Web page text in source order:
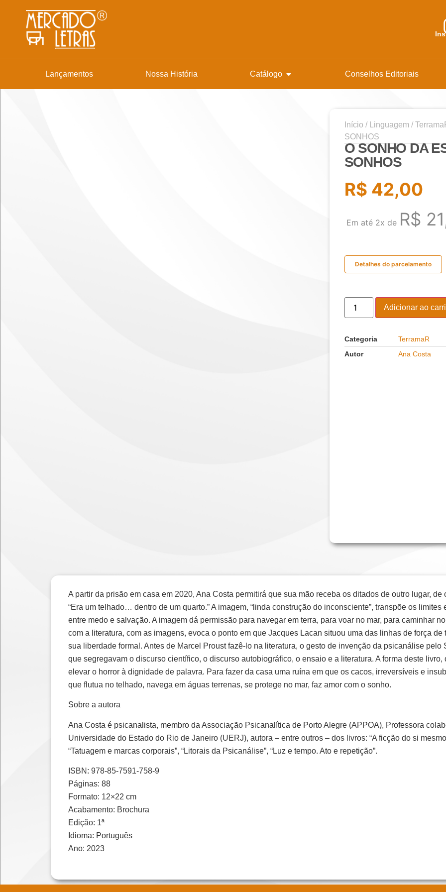
Lançamentos Nossa História Catálogo Conselhos Editoriais
Início / Linguagem /
SONHOS
O SONHO DA
SONHOS
R$ 42,00
Em até 2x de R$
Detalhes do parcelamento
Adicionar ao
Categoria
TerramaR
Autor
Ana Costa
A partir da prisão em casa em 2020, Ana Costa permitirá que sua mão receba os ditados de outro lugar,
“Era um telhado… dentro de um quarto.” A imagem, “linda construção do inconsciente”, transpõe os
entre medo e salvação. A imagem dá permissão para navegar em terra, para voar no mar, para caminhar
com a literatura, com as imagens, evoca o ponto em que Jacques Lacan situou uma das linhas de força
sua liberdade formal. Antes de Marcel Proust fazê-lo na literatura, o gesto de invenção da psicanálise
que segregavam o discurso científico, o discurso autobiográfico, o ensaio e a literatura. A forma deste
elevar o horror à dignidade de palavra. Para fazer da casa uma ruína em que os cacos, irreversíveis e
que flutua no telhado, navega em águas terrenas, se protege no mar, faz amor com o sonho.
Sobre a autora
Ana Costa é psicanalista, membro da Associação Psicanalítica de Porto Alegre (APPOA), Professora
Universidade do Estado do Rio de Janeiro (UERJ), autora – entre outros – dos livros: “A ficção do si
“Tatuagem e marcas corporais”, “Litorais da Psicanálise”, “Luz e tempo. Ato e repetição”.
ISBN: 978-85-7591-758-9
Páginas: 88
Formato: 12×22 cm
Acabamento: Brochura
Edição: 1ª
Idioma: Português
Ano: 2023